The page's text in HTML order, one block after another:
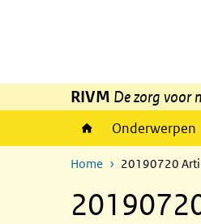
RIVM De zorg voor
Onderwerpen
Home 20190720